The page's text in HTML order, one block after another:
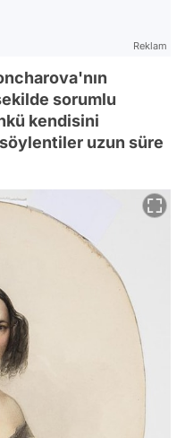
Reklam
sorumlu
kendisini
uzun süre